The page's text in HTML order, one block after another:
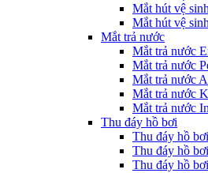
Mắt hút vệ
Mắt hút vệ
Mắt trả nước
Mắt trả nước
Mắt trả nước
Mắt trả nước
Mắt trả nước
Mắt trả nước
Thu đáy hồ bơi
Thu đáy hồ
Thu đáy hồ
Thu đáy hồ